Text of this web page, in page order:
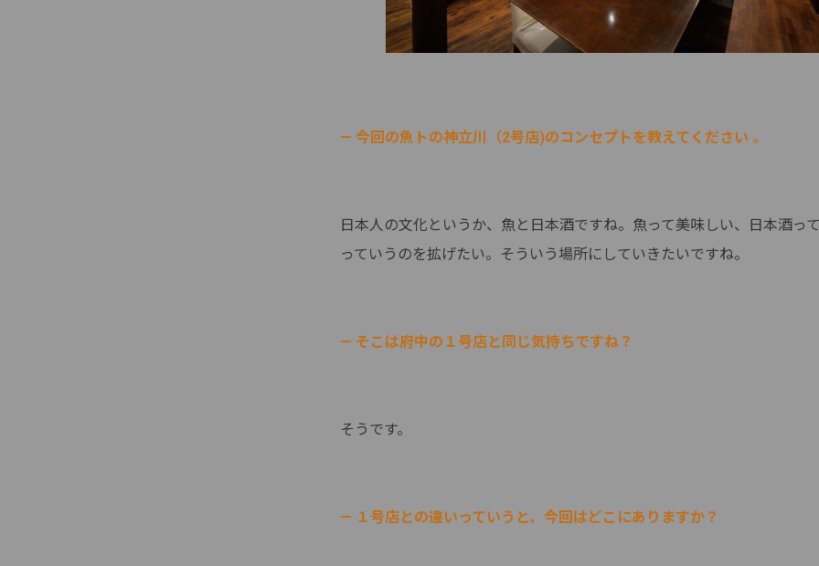
— 今回の魚トの神立川（2号店)のコンセプトを教えてください 。
日本人の文化というか、魚と日本酒ですね。魚って美味しい、日本酒っ
っていうのを拡げたい。そういう場所にしていきたいですね。
— そこは府中の１号店と同じ気持ちですね？
そうです。
— １号店との違いっていうと、今回はどこにありますか？